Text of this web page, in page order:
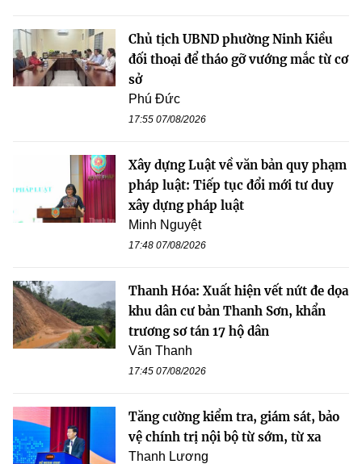
Chủ tịch UBND phường Ninh Kiều
đối thoại để tháo gỡ vướng mắc từ cơ
sở
Phú Đức
17:55 07/08/2026
Xây dựng Luật về văn bản quy phạm
pháp luật: Tiếp tục đổi mới tư duy
xây dựng pháp luật
Minh Nguyệt
17:48 07/08/2026
Thanh Hóa: Xuất hiện vết nứt đe dọa
khu dân cư bản Thanh Sơn, khẩn
trương sơ tán 17 hộ dân
Văn Thanh
17:45 07/08/2026
Tăng cường kiểm tra, giám sát, bảo
vệ chính trị nội bộ từ sớm, từ xa
Thanh Lương